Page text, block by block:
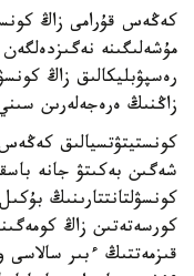
كەڭەس قۇرامى زاڭ
مۇشەلىگىنە
رەسپۋبليكالىق زاڭ
زاڭنىڭ ەرەجەلەرىن
كونستيتۋتسيالىق كەڭەس
شەگىن بەكىتۋ جانە
كونسۋلتانتتارىنىڭ
كورسەتەتىن زاڭ
قىزمەتتىڭ ءبىر سالاسى